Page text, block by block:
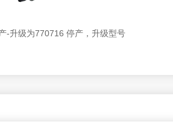
-升级为770716 停产，升级型号